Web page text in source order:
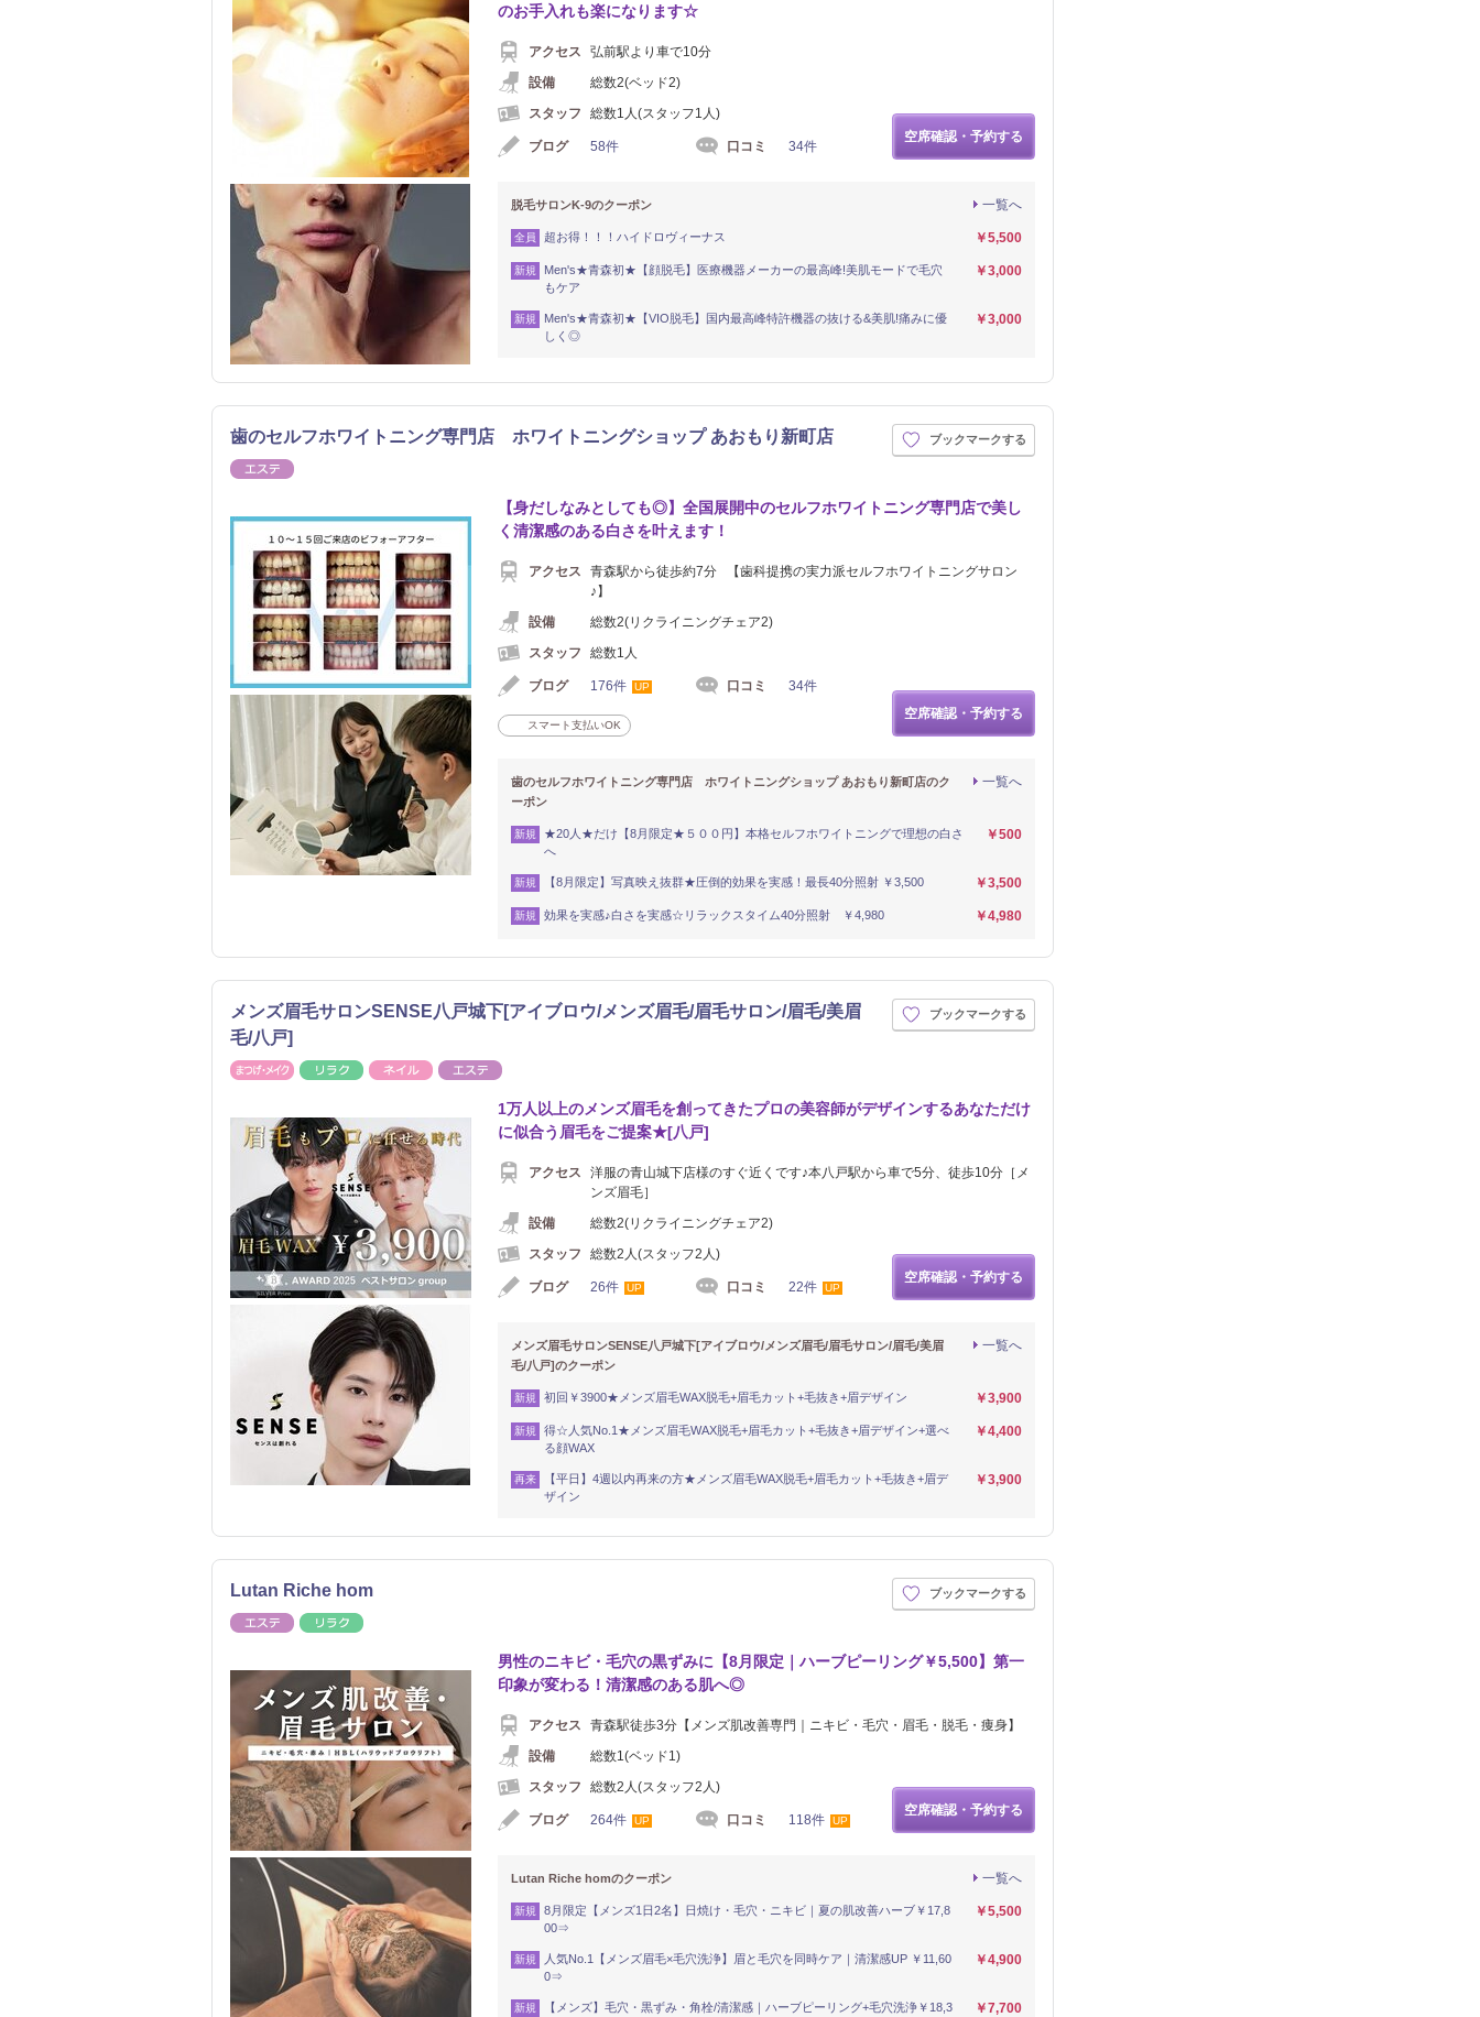
のお手入れも楽になります☆
アクセス
弘前駅より車で10分
設備
総数2(ベッド2)
スタッフ
総数1人(スタッフ1人)
ブログ 58件 口コミ 34件
空席確認・予約する
一覧へ
脱毛サロンK-9のクーポン
全員 超お得！！！ハイドロヴィーナス ￥5,500
新規
Men's★青森初★【顔脱毛】医療機器メーカーの最高峰!美肌モードで毛穴
もケア
￥3,000
新規
Men's★青森初★【VIO脱毛】国内最高峰特許機器の抜ける&美肌!痛みに優
しく◎
￥3,000
歯のセルフホワイトニング専門店 ホワイトニングショップ あおもり新町店 ブックマークする
【身だしなみとしても◎】全国展開中のセルフホワイトニング専門店で美し
く清潔感のある白さを叶えます！
アクセス
青森駅から徒歩約7分 【歯科提携の実力派セルフホワイトニングサロン
♪】
設備
総数2(リクライニングチェア2)
スタッフ
総数1人
ブログ 176件 UP 口コミ 34件
スマート支払いOK
空席確認・予約する
一覧へ
歯のセルフホワイトニング専門店 ホワイトニングショップ あおもり新町店のク
ーポン
新規
★20人★だけ【8月限定★５００円】本格セルフホワイトニングで理想の白さ
へ
￥500
新規 【8月限定】写真映え抜群★圧倒的効果を実感！最長40分照射 ￥3,500 ￥3,500
新規 効果を実感♪白さを実感☆リラックスタイム40分照射 ￥4,980 ￥4,980
メンズ眉毛サロンSENSE八戸城下[アイブロウ/メンズ眉毛/眉毛サロン/眉毛/美眉
毛/八戸]
まつげ・メイクリラク ネイル
ブックマークする
1万人以上のメンズ眉毛を創ってきたプロの美容師がデザインするあなただけ
に似合う眉毛をご提案★[八戸]
アクセス
洋服の青山城下店様のすぐ近くです♪本八戸駅から車で5分、徒歩10分［メ
ンズ眉毛］
設備
総数2(リクライニングチェア2)
スタッフ
総数2人(スタッフ2人)
ブログ 26件 UP 口コミ 22件 UP
空席確認・予約する
一覧へ
メンズ眉毛サロンSENSE八戸城下[アイブロウ/メンズ眉毛/眉毛サロン/眉毛/美眉
毛/八戸]のクーポン
新規 初回￥3900★メンズ眉毛WAX脱毛+眉毛カット+毛抜き+眉デザイン ￥3,900
新規
得☆人気No.1★メンズ眉毛WAX脱毛+眉毛カット+毛抜き+眉デザイン+選べ
る顔WAX
￥4,400
再来
【平日】4週以内再来の方★メンズ眉毛WAX脱毛+眉毛カット+毛抜き+眉デ
ザイン
￥3,900
Lutan Riche hom
エステ
ブックマークする
男性のニキビ・毛穴の黒ずみに【8月限定｜ハーブピーリング￥5,500】第一
印象が変わる！清潔感のある肌へ◎
アクセス
青森駅徒歩3分【メンズ肌改善専門｜ニキビ・毛穴・眉毛・脱毛・痩身】
設備
総数1(ベッド1)
スタッフ
総数2人(スタッフ2人)
ブログ 264件 UP 口コミ 118件 UP
空席確認・予約する
一覧へ
Lutan Riche homのクーポン
新規
8月限定【メンズ1日2名】日焼け・毛穴・ニキビ｜夏の肌改善ハーブ￥17,8
00⇒
￥5,500
新規
人気No.1【メンズ眉毛×毛穴洗浄】眉と毛穴を同時ケア｜清潔感UP ￥11,60
0⇒
￥4,900
新規 【メンズ】毛穴・黒ずみ・角栓/清潔感｜ハーブピーリング+毛穴洗浄￥18,3 ￥7,700